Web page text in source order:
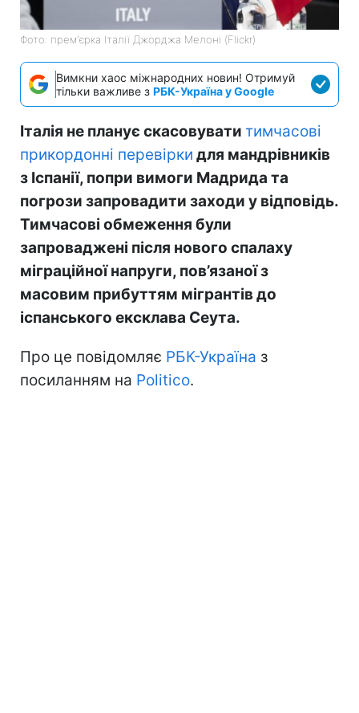
Фото: прем'єрка Італії Джорджа Мелоні (Flickr)
Вимкни хаос міжнародних новин! Отримуй
тільки важливе з РБК-Україна у Google
Італія не планує скасовувати тимчасові
прикордонні перевірки для мандрівників
з Іспанії, попри вимоги Мадрида та
погрози запровадити заходи у відповідь.
Тимчасові обмеження були
запроваджені після нового спалаху
міграційної напруги, пов’язаної з
масовим прибуттям мігрантів до
іспанського ексклава Сеута.
Про це повідомляє РБК-Україна з
посиланням на Politico.